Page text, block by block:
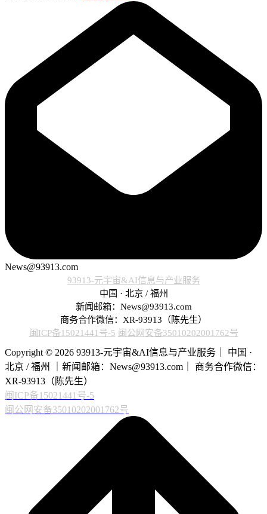
News@93913.com
93913-元宇宙&AI信息与产业服务
中国 · 北京 / 福州
新闻邮箱：News@93913.com
商务合作微信：XR-93913（陈先生）
闽ICP备15021441号-5 闽公网安备35010202001762号
Copyright © 2026 93913-元宇宙&AI信息与产业服务｜ 中国 ·
北京 / 福州 ｜新闻邮箱：News@93913.com｜ 商务合作微信：
XR-93913（陈先生）
闽ICP备15021441号-5
闽公网安备35010202001762号